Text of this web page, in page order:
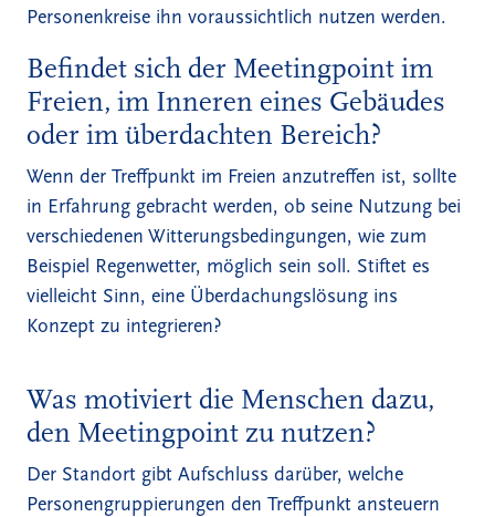
Personenkreise ihn voraussichtlich nutzen werden.
Befindet sich der Meetingpoint im
Freien, im Inneren eines Gebäudes
oder im überdachten Bereich?
Wenn der Treffpunkt im Freien anzutreffen ist, sollte
in Erfahrung gebracht werden, ob seine Nutzung bei
verschiedenen Witterungsbedingungen, wie zum
Beispiel Regenwetter, möglich sein soll. Stiftet es
vielleicht Sinn, eine Überdachungslösung ins
Konzept zu integrieren?
Was motiviert die Menschen dazu,
den Meetingpoint zu nutzen?
Der Standort gibt Aufschluss darüber, welche
Personengruppierungen den Treffpunkt ansteuern